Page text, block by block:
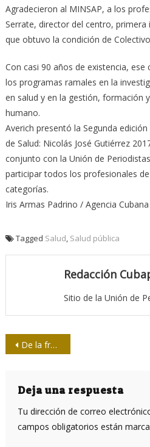
Agradecieron al MINSAP, a los
Serrate, director del centro, primera
que obtuvo la condición de
Con casi 90 años de existencia,
los programas ramales en la
en salud y en la gestión, formación
humano.
Averich presentó la Segunda
de Salud: Nicolás José Gutiérrez
conjunto con la Unión de
participar todos los profesionales
categorías.
Iris Armas Padrino / Agencia
Tagged Salud, Salud pública
Redacción
Sitio de la Unión de
Navegación
entradas
De la fragua, quehaceres y urgencias de nuestra prensa
Deja una respuesta
Tu dirección de correo
campos obligatorios están